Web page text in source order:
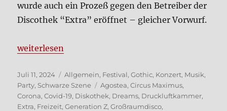
wur­de auch ein Pro­zeß gegen den Betrei­ber der
Dis­co­thek “Extra” eröff­net – glei­cher Vor­wurf.
„Nacht­le­ben in Koblenz“
wei­ter­le­sen
Veröffentlicht
am
Juli 11, 2024 Kategorien
Allgemein, Festival,Gothic, Konzert, Musik,
Party, Schwarze Szene Schlagwörter
Agostea,Circus Maximus,
Corona,Covid-19, Diskothek, Dreams, Druckluftkammer,
Extra, Freizeit,Generation Z,Großraumdisco,